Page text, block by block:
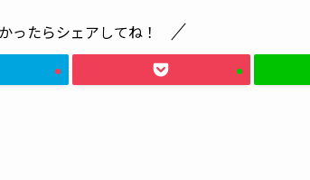
ったらシェアしてね！